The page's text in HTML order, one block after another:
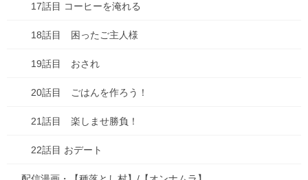
17話目 コーヒーを淹れる
18話目 困ったご主人様
19話目 おされ
20話目 ごはんを作ろう！
21話目 楽しませ勝負！
22話目 おデート